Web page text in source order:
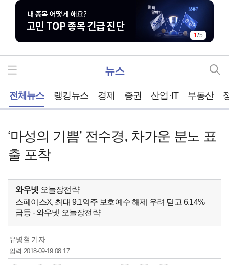
1/5
뉴스
전체뉴스 랭킹뉴스 경제 증권 산업·IT 부동산
‘마성의 기쁨’ 전수경, 차가운 분노 표
출 포착
와우넷 오늘장전략
스페이스X, 최대 9.1억주 보호예수 해제 우려 딛고 6.14%
급등 - 와우넷 오늘장전략
유병철 기자
입력2018-09-19 08:17